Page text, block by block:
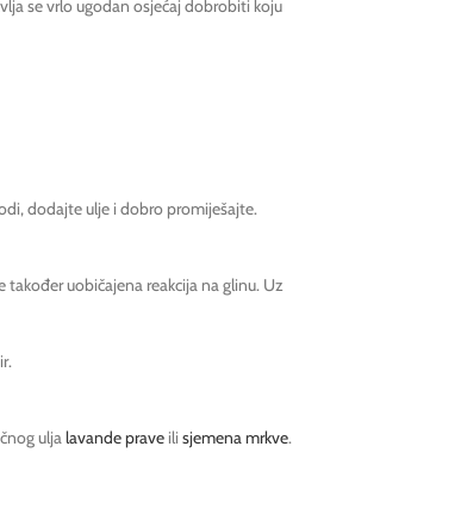
se vrlo ugodan osjećaj dobrobiti koju
dodajte ulje i dobro promiješajte.
uobičajena reakcija na glinu. Uz
uljalavande prave ili sjemena mrkve.